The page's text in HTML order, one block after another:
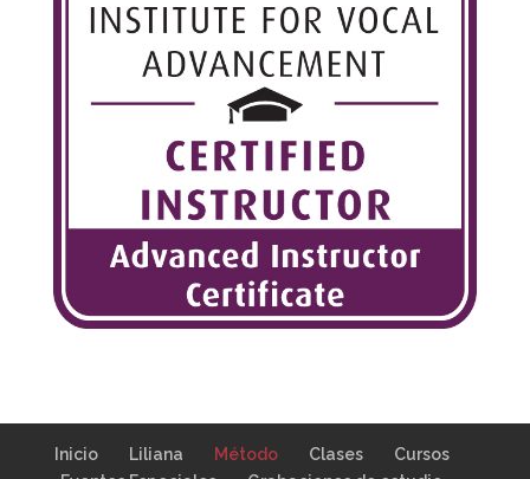
Inicio Liliana Método Clases
Cursos